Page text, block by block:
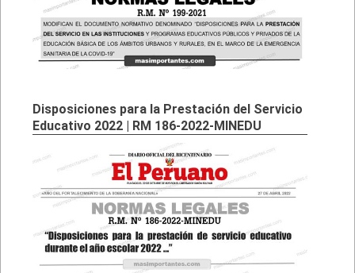
Disposiciones para la Prestación del Servicio
Educativo 2022 | RM 186-2022-MINEDU